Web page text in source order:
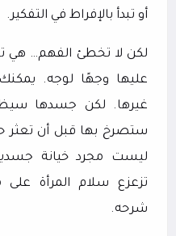
أو تبدأ بالإفراط في التفكير.
لكن لا تخطئ الفهم… هي
عليها وجهًا لوجه.
غيرها. لكن جسدها
ستصرخ بها قبل أن تعثر
ليست مجرد خيانة
تزعزع سلام المرأة
شرحه.